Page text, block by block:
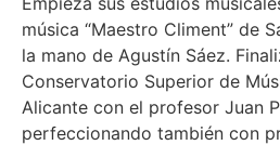
música “Maestro Climent” de
la mano de Agustín Sáez.
Conservatorio Superior de
Alicante con el profesor Juan
perfeccionando también con